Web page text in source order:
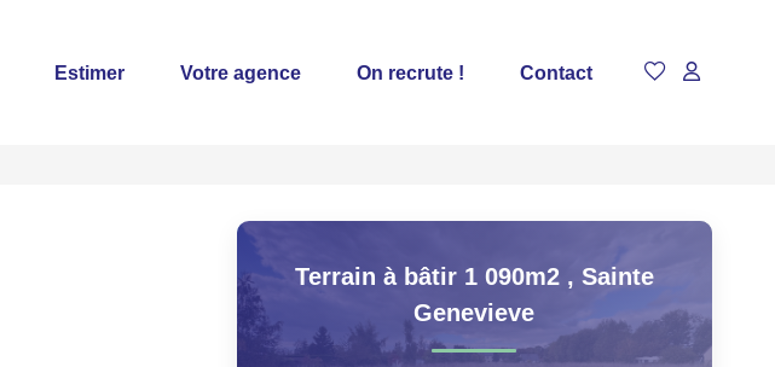
Estimer Votre agence On recrute ! Contact
Terrain à bâtir 1 090m2 , Sainte
Genevieve